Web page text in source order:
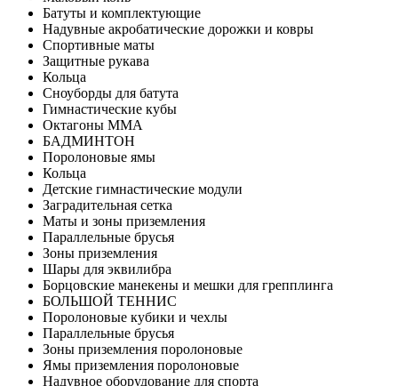
Батуты и комплектующие
Надувные акробатические дорожки и ковры
Спортивные маты
Защитные рукава
Кольца
Сноуборды для батута
Гимнастические кубы
Октагоны MMA
БАДМИНТОН
Поролоновые ямы
Кольца
Детские гимнастические модули
Заградительная сетка
Маты и зоны приземления
Параллельные брусья
Зоны приземления
Шары для эквилибра
Борцовские манекены и мешки для грепплинга
БОЛЬШОЙ ТЕННИС
Поролоновые кубики и чехлы
Параллельные брусья
Зоны приземления поролоновые
Ямы приземления поролоновые
Надувное оборудование для спорта